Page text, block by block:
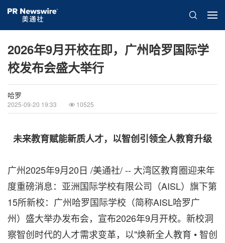
2026年9月开校在即，广州哈罗国际学
校发布会盛大举行
哈罗
2025-09-20 19:33 10525
未来教育赋能新质人才，以智创引领全人教育升级
广州2025年9月20日 /美通社/ -- 大湾区教育圈迎来年
度重磅消息：亚洲国际学校有限公司（AISL）旗下第
15所新校：广州哈罗国际学校（简称AISL哈罗广
州）盛大举办发布会，宣布2026年9月开校。新校洞
察智创时代的人才需求变革，以"焕新全人教育 • 智创